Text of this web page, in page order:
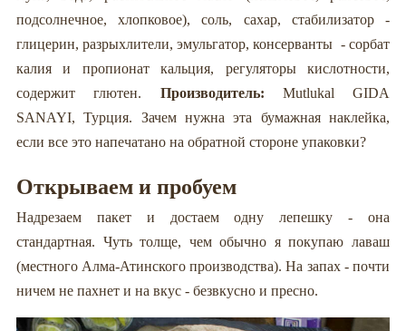
подсолнечное, хлопковое), соль, сахар, стабилизатор -
глицерин, разрыхлители, эмульгатор, консерванты - сорбат
калия и пропионат кальция, регуляторы кислотности,
содержит глютен. Производитель: Mutlukal GIDA
SANAYI, Турция. Зачем нужна эта бумажная наклейка,
если все это напечатано на обратной стороне упаковки?
Открываем и пробуем
Надрезаем пакет и достаем одну лепешку - она
стандартная. Чуть толще, чем обычно я покупаю лаваш
(местного Алма-Атинского производства). На запах - почти
ничем не пахнет и на вкус - безвкусно и пресно.